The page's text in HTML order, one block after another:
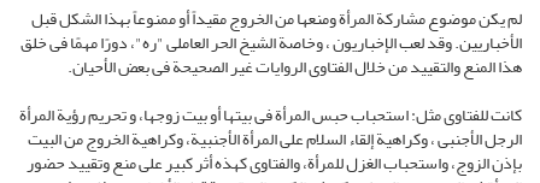
لم یکن موضوع مشارکة المرأة ومنعها من الخروج مقیداً أو ممنوعاً بهذا الشکل قبل
الأخباریین. وقد لعب الإخباریون ، وخاصة الشیخ الحر العاملی "ره"، دورًا مهمًا فی خلق
هذا المنع والتقیید من خلال الفتاوى الروایات غیر الصحیحة فی بعض الأحیان.
کانت للفتاوى مثل: استحباب حبس المرأة فی بیتها أو بیت زوجها، و تحریم رؤیة المرأة
الرجل الأجنبی ، وکراهیة إلقاء السلام على المرأة الأجنبیة، وکراهیة الخروج من البیت
بإذن الزوج، واستحباب الغزل للمرأة، والفتاوى کهذه أثر کبیر على منع وتقیید حضور